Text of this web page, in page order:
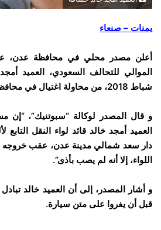
يمنات – صنعاء
أعلن مصدر محلي في محافظة عدن،
شباط 2018، من محاولة اغتيال في محافظة عدن جنوبي اليمن.
و قال المصدر لوكالة “سبوتنيك”، “إن
العميد أمجد خالد قائد لواء النقل التابع
دار سعد شمالي مدينة عدن، عقب خروجه
اللواء، إلا أنه لم يصب بأذى”.
و أشار المصدر، إلى أن العميد خالد
قبل أن يفروا على متن سيارة.